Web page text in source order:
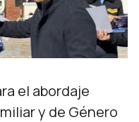
el abordaje
y de Género